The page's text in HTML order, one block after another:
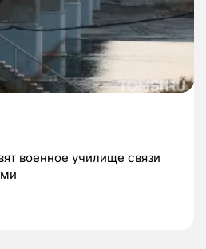
военное училище связи